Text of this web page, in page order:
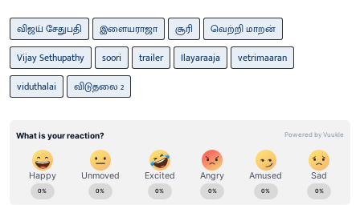
விஜய் சேதுபதி இளையராஜா சூரி
வெற்றி மாறன்
Vijay Sethupathy
soori trailer Ilayaraaja
vetrimaaran
viduthalai
விடுதலை 2